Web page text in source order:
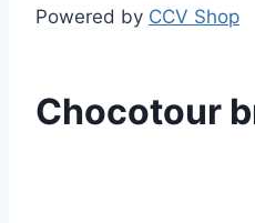
Powered by CCV Shop
Chocotour